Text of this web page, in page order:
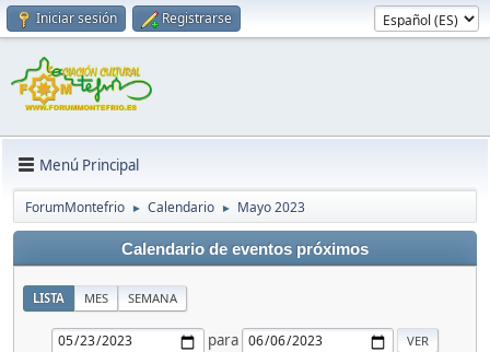
Iniciar sesión Registrarse
Menú Principal
ForumMontefrio ► Calendario ► Mayo 2023
Calendario de eventos próximos
LISTA MES SEMANA
para